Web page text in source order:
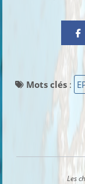
Mots clés :
Les